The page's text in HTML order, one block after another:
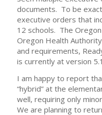
documents. To be
executive orders that
12 schools. The
Oregon Health
and requirements,
is currently at version
I am happy to report
“hybrid” at the
well, requiring only
We are planning to